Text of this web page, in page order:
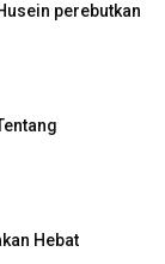
perebutkan
Hebat